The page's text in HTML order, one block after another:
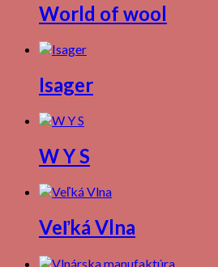
World of wool
Isager
W Y S
Veľká Vlna